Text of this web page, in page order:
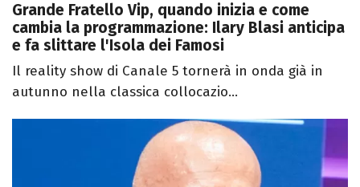
Grande Fratello Vip, quando inizia e come
cambia la programmazione: Ilary Blasi anticipa
e fa slittare l'Isola dei Famosi
Il reality show di Canale 5 tornerà in onda già in
autunno nella classica collocazio...